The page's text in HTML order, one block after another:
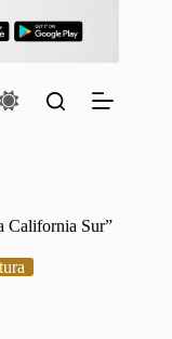
California Sur”